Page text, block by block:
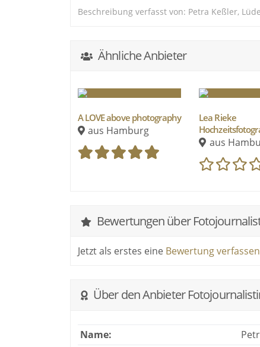
Beschreibung verfasst von: Petra Keßler,
Ähnliche Anbieter
A LOVE above photography
aus Hamburg
Lea Rieke
aus
Bewertungen über
Jetzt als erstes eine Bewertung verfassen
Über den Anbieter
Name: